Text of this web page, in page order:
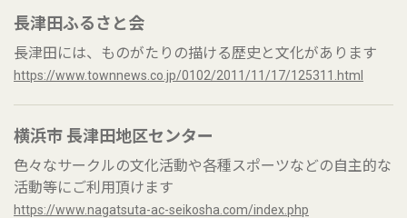
長津田ふるさと会
長津田には、ものがたりの描ける歴史と文化があります
https://www.townnews.co.jp/0102/2011/11/17/125311.html
横浜市 長津田地区センター
色々なサークルの文化活動や各種スポーツなどの自主的な
活動等にご利用頂けます
https://www.nagatsuta-ac-seikosha.com/index.php